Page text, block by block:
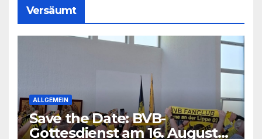
Versäumt
ALLGEMEIN
Save the Date: BVB-
Gottesdienst am 16. August